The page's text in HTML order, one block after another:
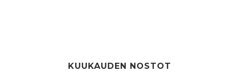
KUUKAUDEN NOSTOT